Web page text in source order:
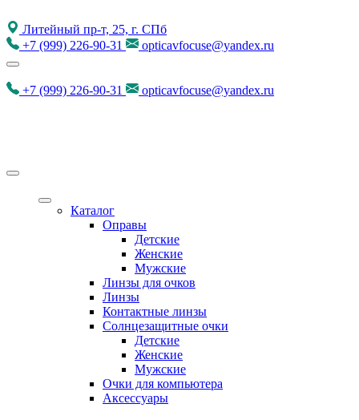
Литейный пр-т, 25, г. СПб
+7 (999) 226-90-31 opticavfocuse@yandex.ru
+7 (999) 226-90-31 opticavfocuse@yandex.ru
Каталог
Оправы
Детские
Женские
Мужские
Линзы для очков
Линзы
Контактные линзы
Солнцезащитные очки
Детские
Женские
Мужские
Очки для компьютера
Аксессуары